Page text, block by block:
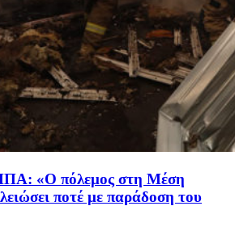
«Ο πόλεμος στη Μέση
ποτέ με παράδοση του